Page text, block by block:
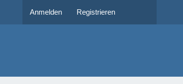
Anmelden Registrieren